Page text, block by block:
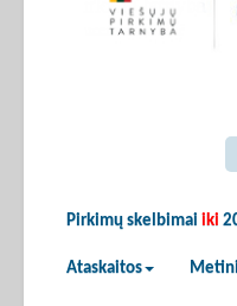
Pirkimų skelbimai iki
Ataskaitos